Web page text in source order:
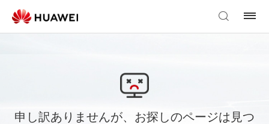
申し訳ありませんが、お探しのページは見つ